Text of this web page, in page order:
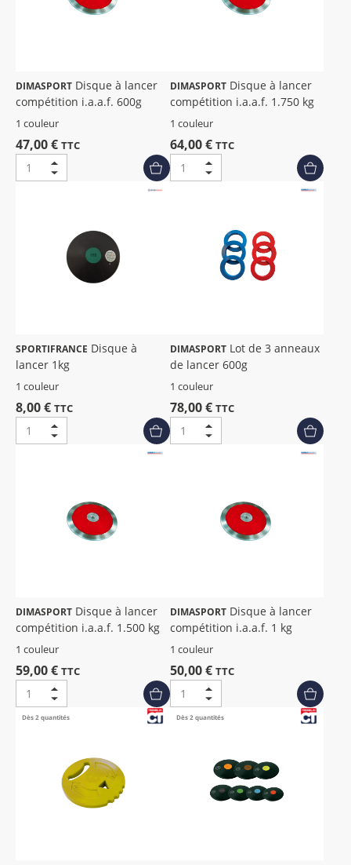
DIMASPORT
compétition i.a.a.f. 600g
1 couleur
47,00 € TTC
DIMASPORTDisque à lancer
compétition i.a.a.f. 1.750 kg
1 couleur
64,00 € TTC
SPORTIFRANCE
lancer 1kg
1 couleur
8,00 € TTC
DIMASPORTLot de 3 anneaux
de lancer 600g
1 couleur
78,00 € TTC
DIMASPORT
compétition i.a.a.f. 1.500 kg
1 couleur
59,00 € TTC
DIMASPORTDisque à lancer
compétition i.a.a.f. 1 kg
1 couleur
50,00 € TTC
Dès 2 quantités Dès 2 quantités